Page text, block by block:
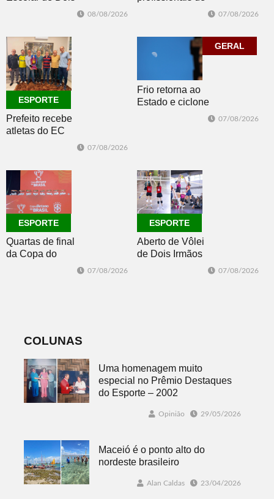
08/08/2026 07/08/2026
ESPORTE
Prefeito recebe
atletas do EC
Master 65+
07/08/2026
GERAL
Frio retorna ao
Estado e ciclone
07/08/2026
ESPORTE
Quartas de final
da Copa do
Brasil 2026: veja
07/08/2026
ESPORTE
Aberto de Vôlei
de Dois Irmãos
07/08/2026
COLUNAS
Uma homenagem muito
especial no Prêmio Destaques
do Esporte – 2002
Opinião 29/05/2026
Maceió é o ponto alto do
nordeste brasileiro
Alan Caldas 23/04/2026